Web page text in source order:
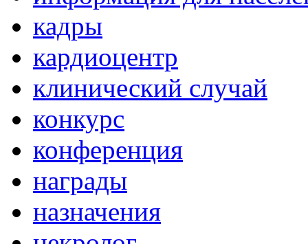
кадры
кардиоцентр
клинический случай
конкурс
конференция
награды
назначения